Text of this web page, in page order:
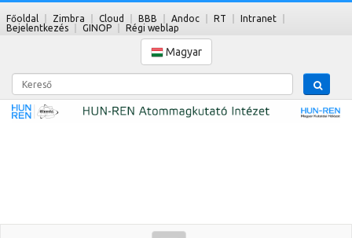
Főoldal Zimbra Cloud BBB Andoc RT
Intranet
Bejelentkezés
GINOP Régi weblap
Magyar
Kereső